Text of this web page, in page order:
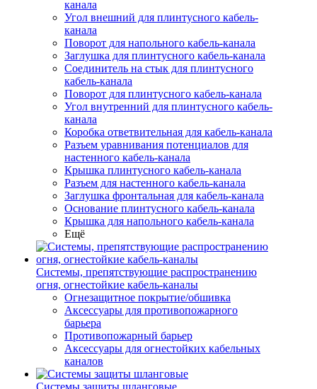
канала
Угол внешний для плинтусного кабель-
канала
Поворот для напольного кабель-канала
Заглушка для плинтусного кабель-канала
Соединитель на стык для плинтусного
кабель-канала
Поворот для плинтусного кабель-канала
Угол внутренний для плинтусного кабель-
канала
Коробка ответвительная для кабель-канала
Разъем уравнивания потенциалов для
настенного кабель-канала
Крышка плинтусного кабель-канала
Разъем для настенного кабель-канала
Заглушка фронтальная для кабель-канала
Основание плинтусного кабель-канала
Крышка для напольного кабель-канала
Ещё
Системы, препятствующие распространению
огня, огнестойкие кабель-каналы
Огнезащитное покрытие/обшивка
Аксессуары для противопожарного
барьера
Противопожарный барьер
Аксессуары для огнестойких кабельных
каналов
Системы защиты шланговые